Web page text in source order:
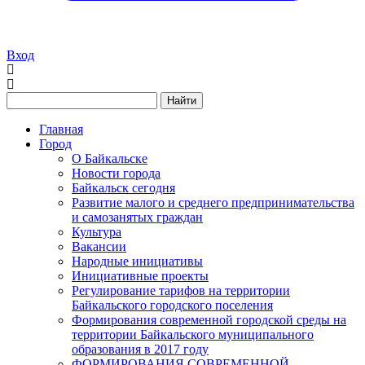
Вход
Найти
Главная
Город
О Байкальске
Новости города
Байкальск сегодня
Развитие малого и среднего предпринимательства
и самозанятых граждан
Культура
Вакансии
Народные инициативы
Инициативные проекты
Регулирование тарифов на территории
Байкальского городского поселения
Формирования современной городской среды на
территории Байкальского муниципального
образования в 2017 году